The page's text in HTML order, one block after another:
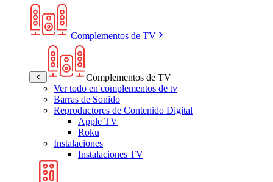
Complementos de TV
Complementos de TV
Ver todo en complementos de tv
Barras de Sonido
Reproductores de Contenido Digital
Apple TV
Roku
Instalaciones
Instalaciones TV